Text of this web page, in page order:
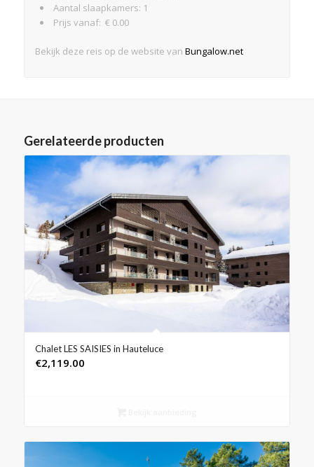
Aantal slaapkamers: 1
Prijs vanaf: € 0.00
Bekijk deze reis op de website van Bungalow.net
Gerelateerde producten
Chalet LES SAISIES in Hauteluce
€2,119.00